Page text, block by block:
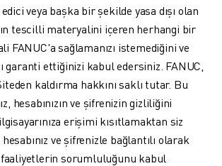
veya başka bir şekilde yasa dışı olan
tescilli materyalini içeren herhangi bir
FANUC'a sağlamanızı istemediğini ve
garanti ettiğinizi kabul edersiniz. FANUC,
kaldırma hakkını saklı tutar. Bu
hesabınızın ve şifrenizin gizliliğini
erişimi kısıtlamaktan siz
ve şifrenizle bağlantılı olarak
sorumluluğunu kabul